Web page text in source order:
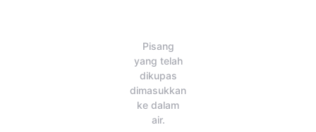
Pisang
yang telah
dikupas
dimasukkan
ke dalam
air.